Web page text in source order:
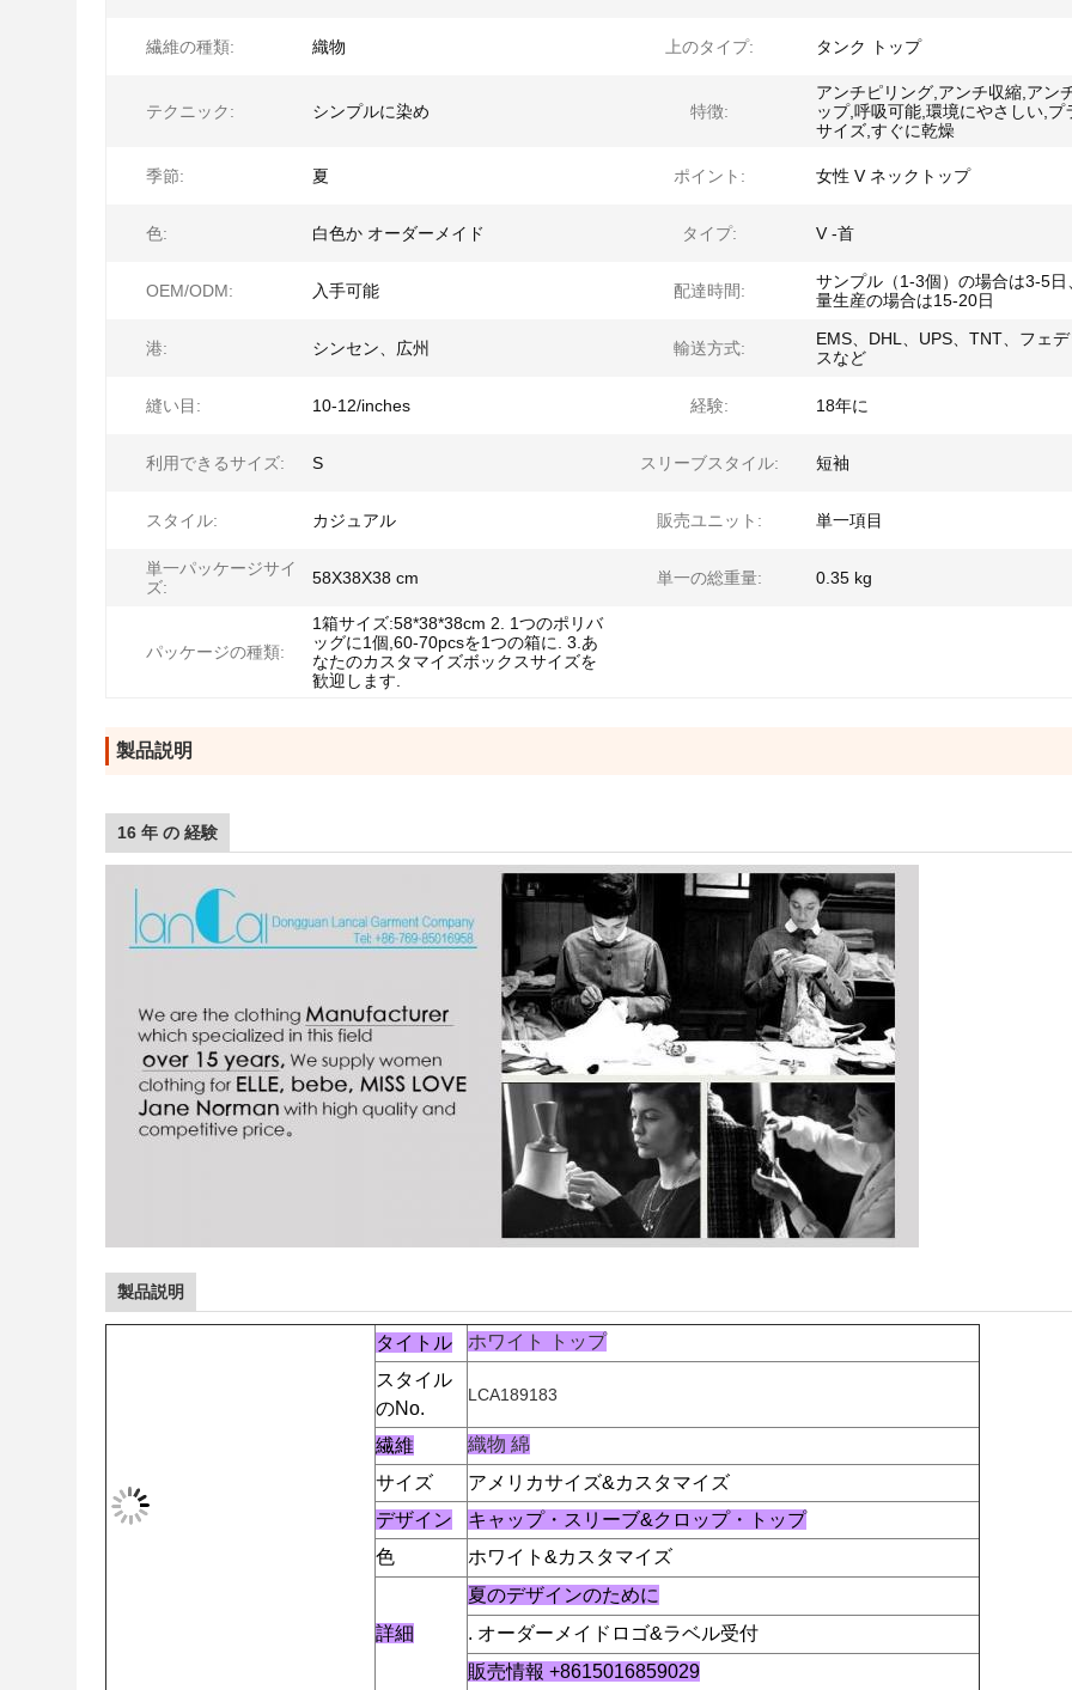
繊維の種類: 織物 上のタイプ: タンク トップ
テクニック: シンプルに染め 特徴:
アンチピリング,アンチ収縮,アン
ップ,呼吸可能,環境にやさしい,プ
サイズ,すぐに乾燥
季節: 夏 ポイント: 女性 V ネックトップ
色: 白色か オーダーメイド タイプ: V -首
OEM/ODM: 入手可能 配達時間:
サンプル（1-3個）の場合は3-5日
量生産の場合は15-20日
港: シンセン、広州 輸送方式:
EMS、DHL、UPS、TNT、フェデ
スなど
縫い目: 10-12/inches 経験: 18年に
利用できるサイズ: S スリーブスタイル: 短袖
スタイル: カジュアル 販売ユニット: 単一項目
単一パッケージサイ
ズ:
58X38X38 cm 単一の総重量: 0.35 kg
パッケージの種類:
1箱サイズ:58*38*38cm 2. 1つのポリバ
ッグに1個,60-70pcsを1つの箱に. 3.あ
なたのカスタマイズボックスサイズを
歓迎します.
製品説明
16 年 の 経験
製品説明
タイトル
ホワイト トップ
スタイル
のNo.
LCA189183
繊維
織物 綿
サイズ
アメリカサイズ&カスタマイズ
デザイン
キャップ・スリーブ&クロップ・トップ
色
ホワイト&カスタマイズ
詳細
夏のデザインのために
. オーダーメイドロゴ&ラベル受付
販売情報 +8615016859029